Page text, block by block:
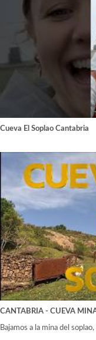
Cueva El Soplao Cantabria
CANTABRIA - CUEVA
Bajamos a la mina del